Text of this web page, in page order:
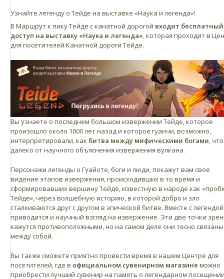
Узнайте легенду о Тейде на выставке «Наука и легенда»!
В Маршрут к пику Тейде с канатной дорогой входит бесплатный
доступ на выставку «Наука и легенда», которая проходит в
для посетителей Канатной дороги Тейде.
Вы узнаете о последнем большом извержении Тейде, которое
произошло около 1000 лет назад и которое гуанчи, возможно,
интерпретировали, как битва между мифическими богами, что
далеко от научного объяснения извержения вулкана.
Персонажи легенды о Гуайоте, боги и люди, покажут вам свое
видение этапов извержения, происходивших в то время и
сформировавших вершину Тейде, известную в народе как
Тейде», через волшебную историю, в которой добро и зло
сталкиваются друг с другом в эпической битве. Вместе с легендой
приводится и научный взгляд на извержение. Эти две точки
кажутся противоположными, но на самом деле они тесно связаны
между собой.
Вы также сможете приятно провести время в нашем Центре для
посетителей, где в официальном сувенирном магазине можно
приобрести лучший сувенир на память о легендарном